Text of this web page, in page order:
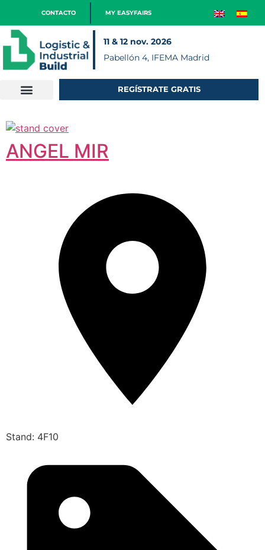
CONTACTO MY EASYFAIRS
11 & 12 nov. 2026
Pabellón 4, IFEMA Madrid
REGÍSTRATE GRATIS
ANGEL MIR
Stand: 4F10